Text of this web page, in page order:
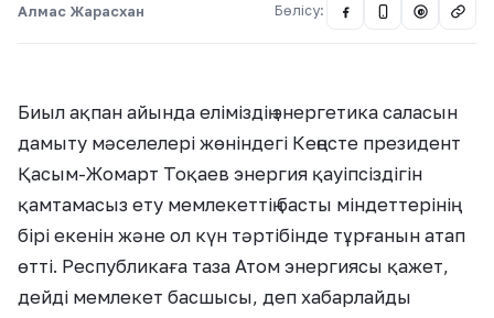
Алмас Жарасхан Бөлісу: @
Биыл ақпан айында еліміздің энергетика саласын
дамыту мәселелері жөніндегі Кеңесте президент
Қасым-Жомарт Тоқаев энергия қауіпсіздігін
қамтамасыз ету мемлекеттің басты міндеттерінің
бірі екенін және ол күн тәртібінде тұрғанын атап
өтті. Республикаға таза Атом энергиясы қажет,
дейді мемлекет басшысы, деп хабарлайды